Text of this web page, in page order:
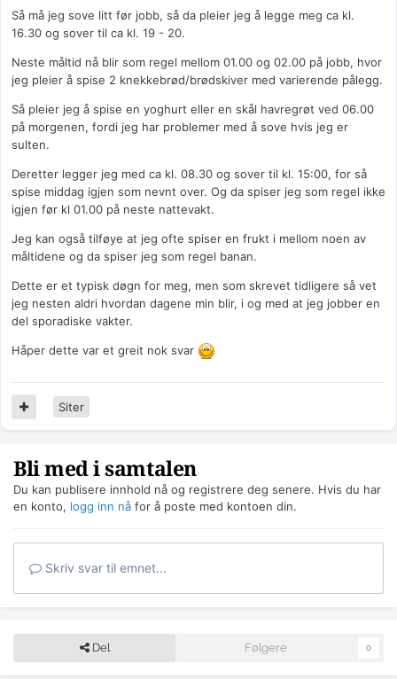
Så må jeg sove litt før jobb, så da pleier jeg å legge meg ca kl.
16.30 og sover til ca kl. 19 - 20.
Neste måltid nå blir som regel mellom 01.00 og 02.00 på jobb, hvor
jeg pleier å spise 2 knekkebrød/brødskiver med varierende pålegg.
Så pleier jeg å spise en yoghurt eller en skål havregrøt ved 06.00
på morgenen, fordi jeg har problemer med å sove hvis jeg er
sulten.
Deretter legger jeg med ca kl. 08.30 og sover til kl. 15:00, for så
spise middag igjen som nevnt over. Og da spiser jeg som regel ikke
igjen før kl 01.00 på neste nattevakt.
Jeg kan også tilføye at jeg ofte spiser en frukt i mellom noen av
måltidene og da spiser jeg som regel banan.
Dette er et typisk døgn for meg, men som skrevet tidligere så vet
jeg nesten aldri hvordan dagene min blir, i og med at jeg jobber en
del sporadiske vakter.
Håper dette var et greit nok svar
Siter
Bli med i samtalen
Du kan publisere innhold nå og registrere deg senere. Hvis du har
en konto, logg inn nå for å poste med kontoen din.
Skriv svar til emnet...
Del Følgere 0